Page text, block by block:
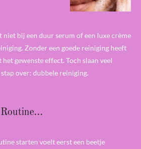
niet bij een duur serum of een luxe crème
Zonder een goede reiniging heeft
gewenste effect. Toch slaan veel
over: dubbele reiniging.
starten voelt eerst een beetje